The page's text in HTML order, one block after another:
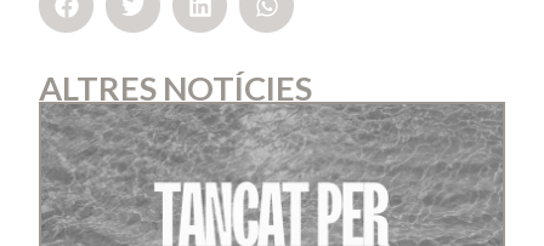
ALTRES NOTÍCIES